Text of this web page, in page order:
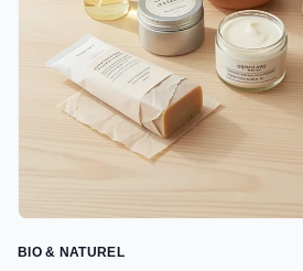
BIO & NATUREL